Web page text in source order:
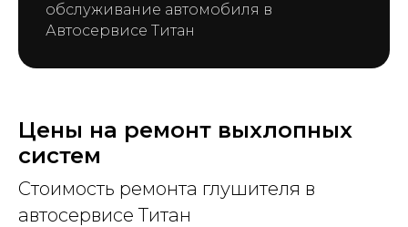
обслуживание автомобиля в
Автосервисе Титан
Цены на ремонт выхлопных
систем
Стоимость ремонта глушителя в
автосервисе Титан